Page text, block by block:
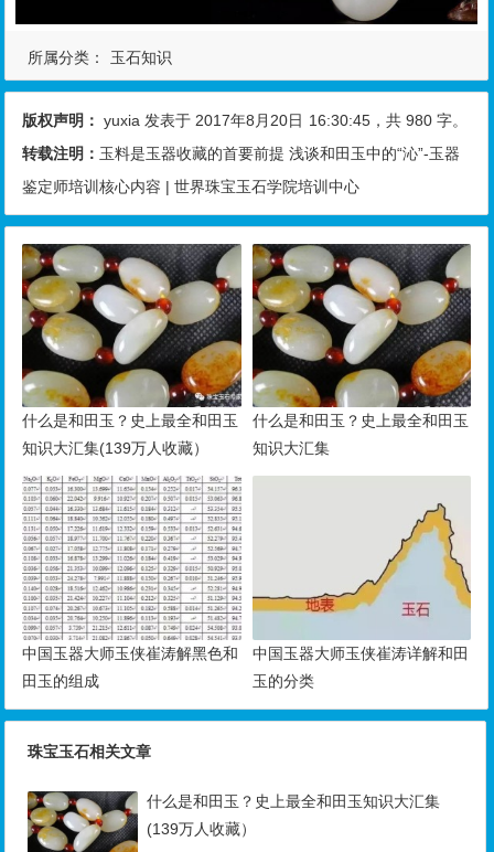
所属分类： 玉石知识
版权声明： yuxia 发表于 2017年8月20日 16:30:45 ，共 980 字。
转载注明： 玉料是玉器收藏的首要前提 浅谈和田玉中的“沁”-玉器
鉴定师培训核心内容 | 世界珠宝玉石学院培训中心
什么是和田玉？史上最全和田玉
知识大汇集(139万人收藏）
什么是和田玉？史上最全和田玉
知识大汇集
中国玉器大师玉侠崔涛解黑色和
田玉的组成
中国玉器大师玉侠崔涛详解和田
玉的分类
珠宝玉石相关文章
什么是和田玉？史上最全和田玉知识大汇集
(139万人收藏）